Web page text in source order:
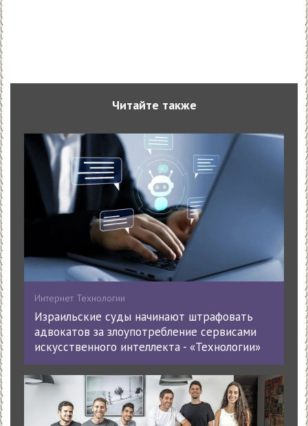
Читайте также
Интернет Технологии
Израильские суды начинают штрафовать
адвокатов за злоупотребление сервисами
искусственного интеллекта - «Технологии»